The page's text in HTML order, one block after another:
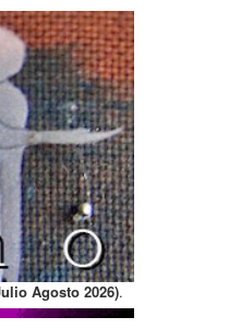
Agosto 2026).